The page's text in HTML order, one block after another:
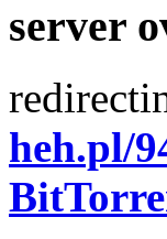
server
heh.pl/